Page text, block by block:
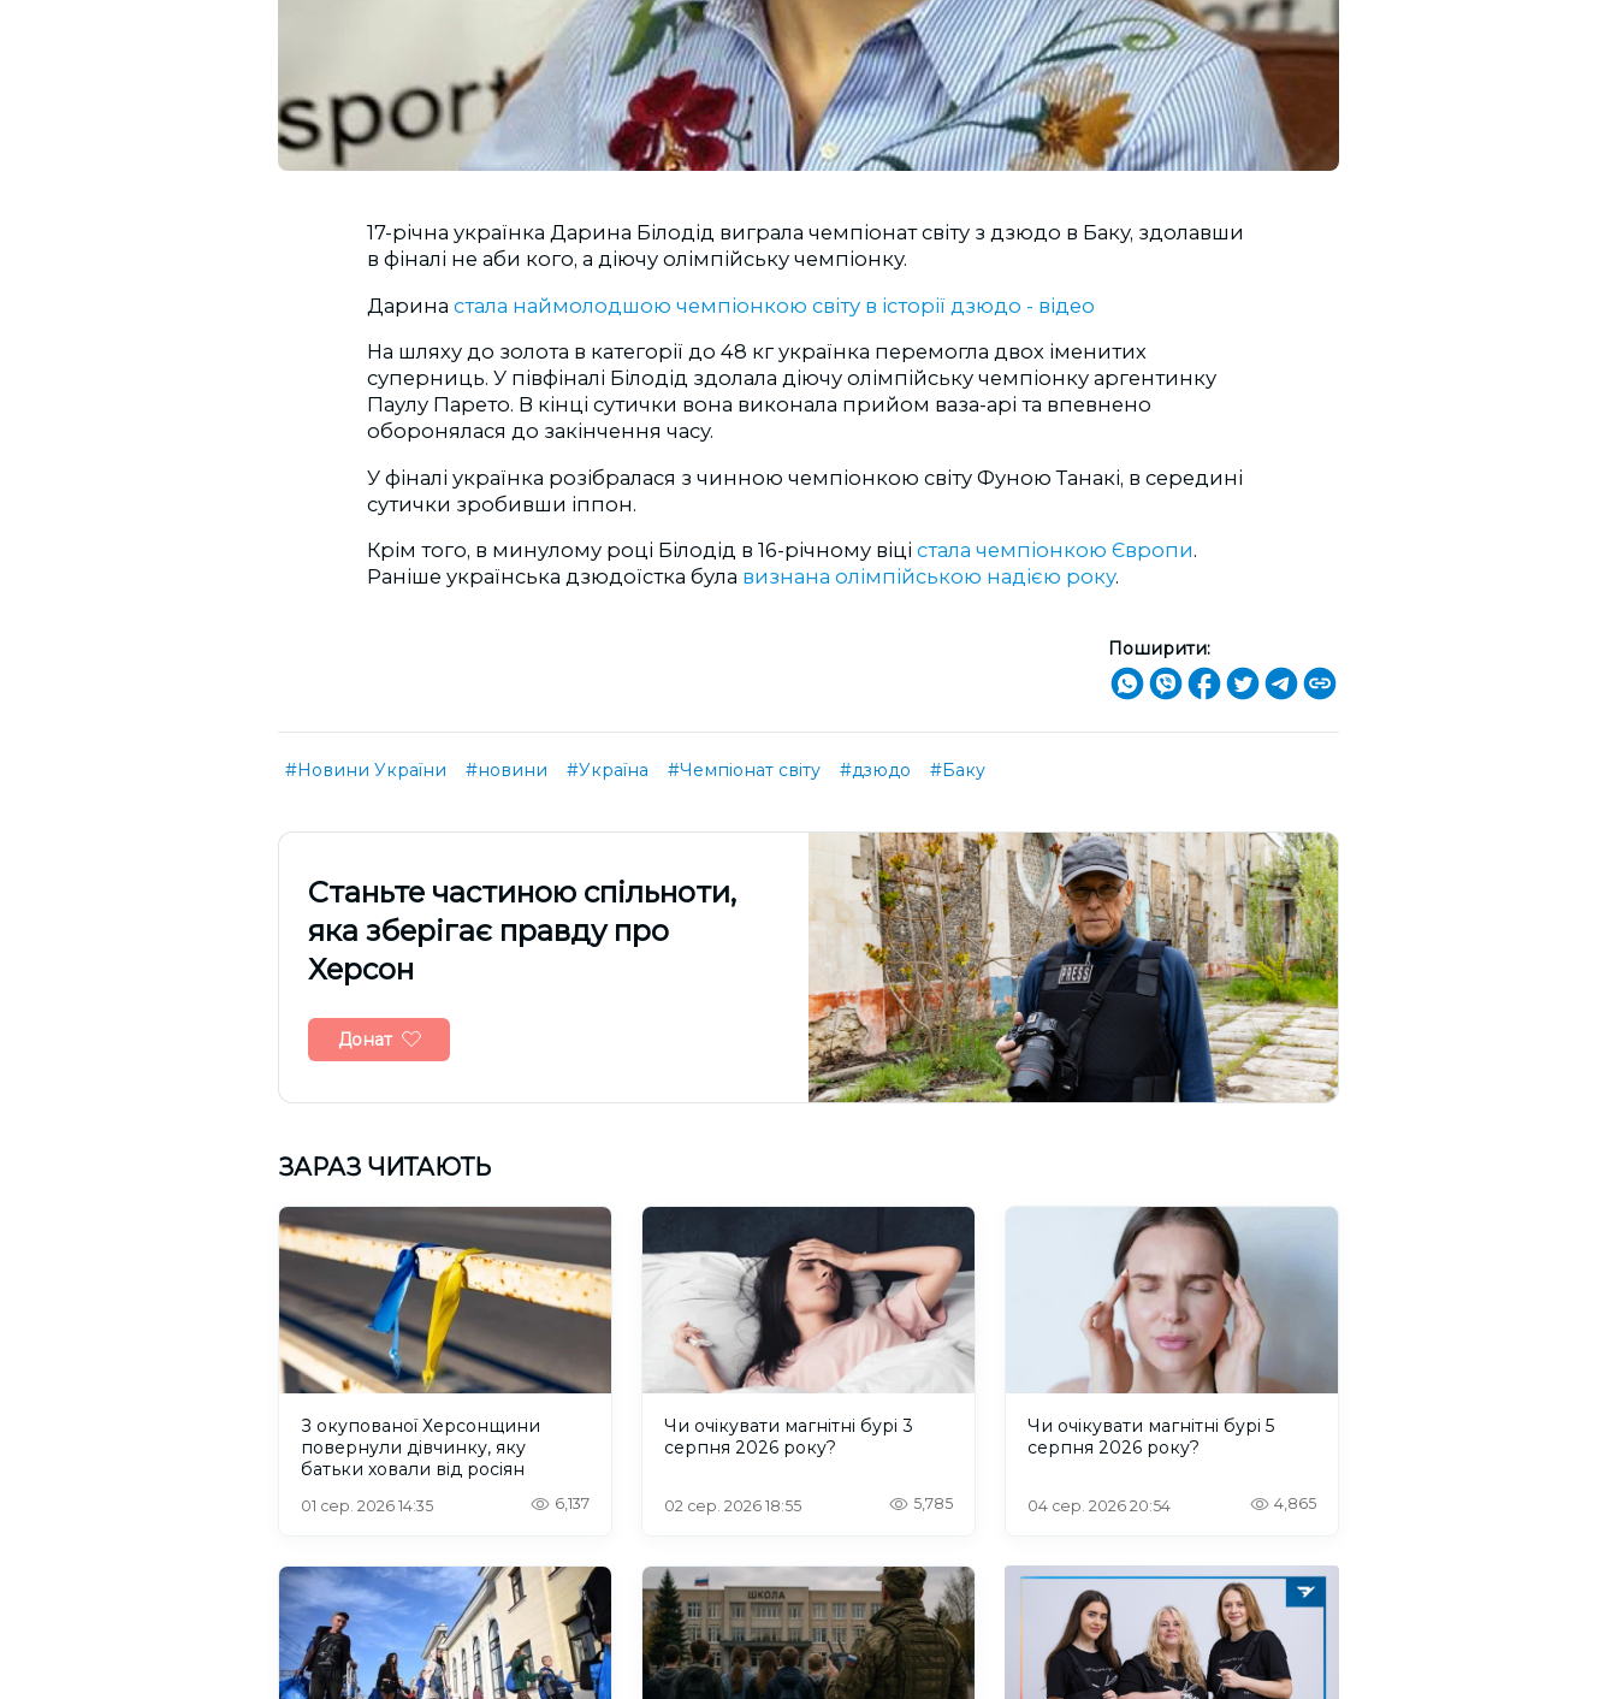
17-річна українка Дарина Білодід виграла чемпіонат світу з дзюдо в Баку, здолавши
в фіналі не аби кого, а діючу олімпійську чемпіонку.
Дарина стала наймолодшою чемпіонкою світу в історії дзюдо - відео
На шляху до золота в категорії до 48 кг українка перемогла двох іменитих
суперниць. У півфіналі Білодід здолала діючу олімпійську чемпіонку аргентинку
Паулу Парето. В кінці сутички вона виконала прийом ваза-арі та впевнено
оборонялася до закінчення часу.
У фіналі українка розібралася з чинною чемпіонкою світу Фуною Танакі, в середині
сутички зробивши іппон.
Крім того, в минулому році Білодід в 16-річному віці стала чемпіонкою Європи.
Раніше українська дзюдоїстка була визнана олімпійською надією року.
Поширити:
#Новини України #новини #Україна #Чемпіонат світу #дзюдо #Баку
Cтаньте частиною спільноти,
яка зберігає правду про
Херсон
Донат
ЗАРАЗ ЧИТАЮТЬ
З окупованої Херсонщини
повернули дівчинку, яку
батьки ховали від росіян
01 сер. 2026 14:35 6,137
Чи очікувати магнітні бурі 3
серпня 2026 року?
02 сер. 2026 18:55 5,785
Чи очікувати магнітні бурі 5
серпня 2026 року?
04 сер. 2026 20:54 4,865